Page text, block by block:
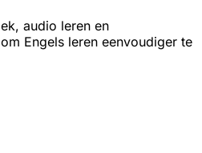
audio leren en
Engels leren eenvoudiger te